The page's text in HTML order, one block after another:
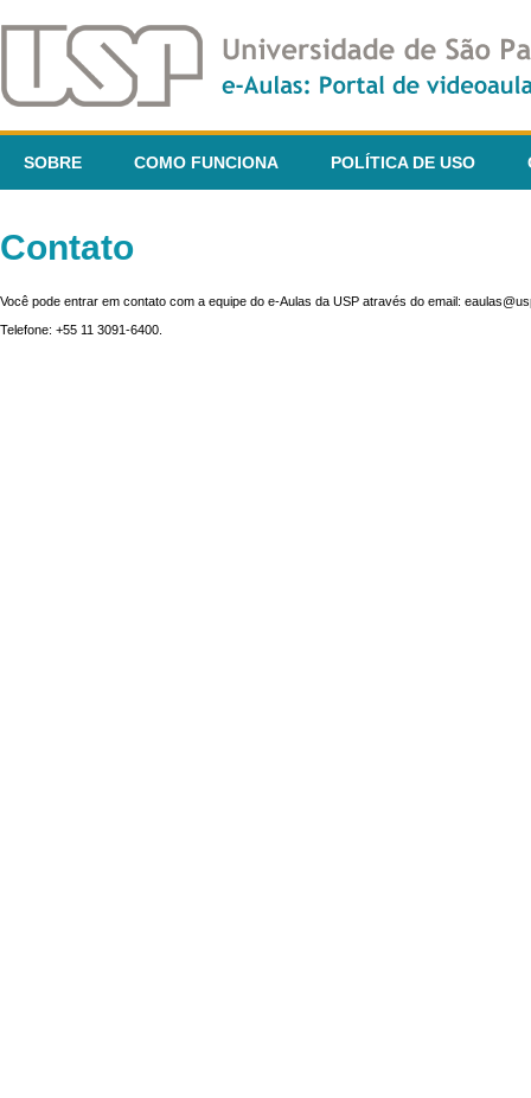
SOBRE COMO FUNCIONA POLÍTICA DE USO
Contato
Você pode entrar em contato com a equipe do e-Aulas da USP através do email:
Telefone: +55 11 3091-6400.